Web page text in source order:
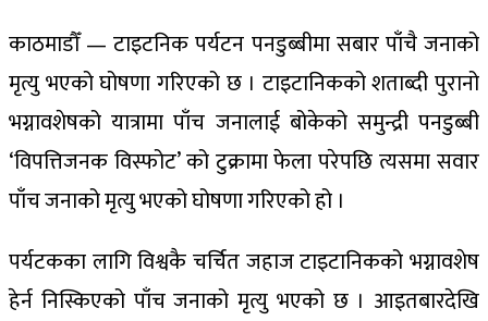
काठमाडौँ — टाइटनिक पर्यटन पनडुब्बीमा सबार पाँचै जनाको
मृत्यु भएको घोषणा गरिएको छ । टाइटानिकको शताब्दी पुरानो
भग्नावशेषको यात्रामा पाँच जनालाई बोकेको समुन्द्री पनडुब्बी
‘विपत्तिजनक विस्फोट’ को टुक्रामा फेला परेपछि त्यसमा सवार
पाँच जनाको मृत्यु भएको घोषणा गरिएको हो ।
पर्यटकका लागि विश्वकै चर्चित जहाज टाइटानिकको भग्नावशेष
हेर्न निस्किएको पाँच जनाको मृत्यु भएको छ । आइतबारदेखि